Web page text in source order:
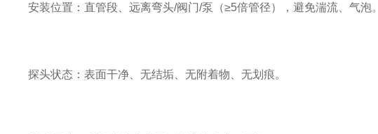
安装位置：直管段、远离弯头/阀门/泵（≥5倍管径），避免湍流、气泡。
探头状态：表面干净、无结垢、无附着物、无划痕。